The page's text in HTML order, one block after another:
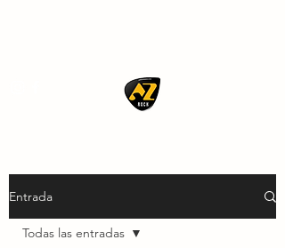
Entrada
Todas las entradas